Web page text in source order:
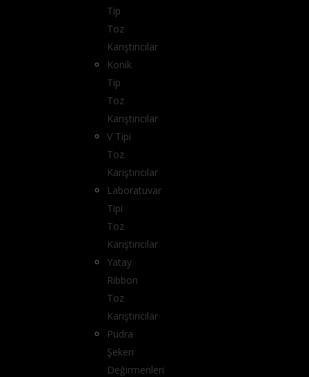
Tip
Toz
Karıştırıcılar
Konik
Tip
Toz
Karıştırıcılar
V Tipi
Toz
Karıştırıcılar
Laboratuvar
Tipi
Toz
Karıştırıcılar
Yatay
Ribbon
Toz
Karıştırıcılar
Pudra
Şekeri
Değirmenleri